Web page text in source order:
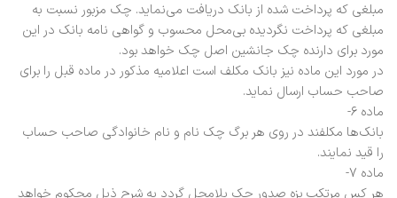
مبلغی که پرداخت شده از بانک دریافت می‌نماید. چک مزبور نسبت به
مبلغی که پرداخت نگردیده بی‌محل محسوب و گواهی نامه بانک در این
مورد برای دارنده چک جانشین اصل چک خواهد بود.
در مورد این ماده نیز بانک مکلف است اعلامیه مذکور در ماده قبل را برای
صاحب حساب ارسال نماید.
ماده ۶-
بانک‌ها مکلفند در روی هر برگ چک نام و نام خانوادگی صاحب حساب
را قید نمایند.
ماده ۷-
هر کس مرتکب بزه صدور چک بلامحل گردد به شرح ذیل محکوم خواهد